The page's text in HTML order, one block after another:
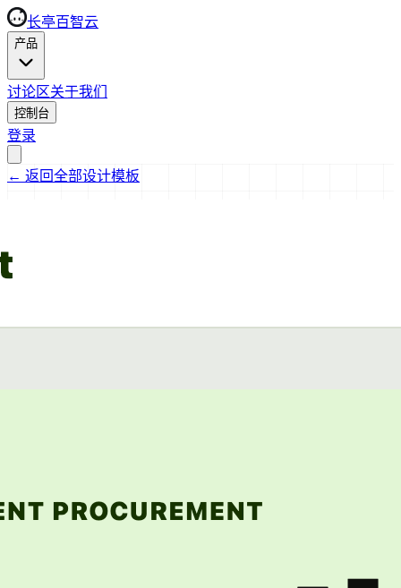
长亭百智云
产品
讨论区关于我们
控制台
登录
← 返回全部设计模板